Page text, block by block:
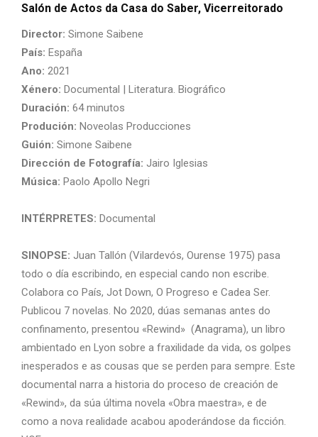
Salón de Actos da Casa do Saber, Vicerreitorado
Director: Simone Saibene
País: España
Ano: 2021
Xénero: Documental | Literatura. Biográfico
Duración: 64 minutos
Produción: Noveolas Producciones
Guión: Simone Saibene
Dirección de Fotografía: Jairo Iglesias
Música: Paolo Apollo Negri
INTÉRPRETES: Documental
SINOPSE: Juan Tallón (Vilardevós, Ourense 1975) pasa
todo o día escribindo, en especial cando non escribe.
Colabora co País, Jot Down, O Progreso e Cadea Ser.
Publicou 7 novelas. No 2020, dúas semanas antes do
confinamento, presentou «Rewind» (Anagrama), un libro
ambientado en Lyon sobre a fraxilidade da vida, os golpes
inesperados e as cousas que se perden para sempre. Este
documental narra a historia do proceso de creación de
«Rewind», da súa última novela «Obra maestra», e de
como a nova realidade acabou apoderándose da ficción.